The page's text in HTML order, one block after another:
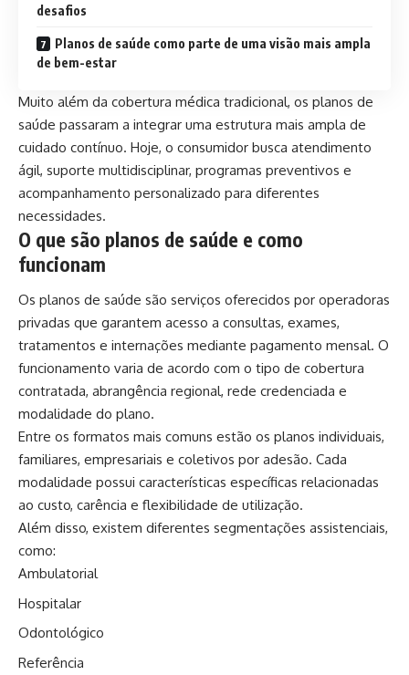
desafios
Planos de saúde como parte de uma visão mais ampla
de bem-estar
Muito além da cobertura médica tradicional, os planos de
saúde passaram a integrar uma estrutura mais ampla de
cuidado contínuo. Hoje, o consumidor busca atendimento
ágil, suporte multidisciplinar, programas preventivos e
acompanhamento personalizado para diferentes
necessidades.
O que são planos de saúde e como
funcionam
Os planos de saúde são serviços oferecidos por operadoras
privadas que garantem acesso a consultas, exames,
tratamentos e internações mediante pagamento mensal. O
funcionamento varia de acordo com o tipo de cobertura
contratada, abrangência regional, rede credenciada e
modalidade do plano.
Entre os formatos mais comuns estão os planos individuais,
familiares, empresariais e coletivos por adesão. Cada
modalidade possui características específicas relacionadas
ao custo, carência e flexibilidade de utilização.
Além disso, existem diferentes segmentações assistenciais,
como:
Ambulatorial
Hospitalar
Odontológico
Referência